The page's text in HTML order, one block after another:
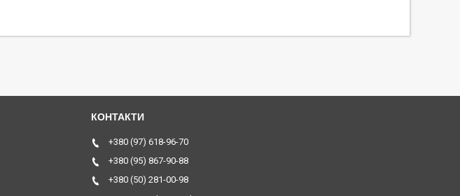
+380 (97) 618-96-70
+380 (95) 867-90-88
+380 (50) 281-00-98